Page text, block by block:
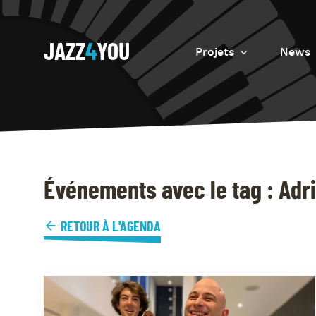
JAZZ4YOU Projets
Introduction
Resurrection
News
Événements avec le tag :
RETOUR À L'AGENDA